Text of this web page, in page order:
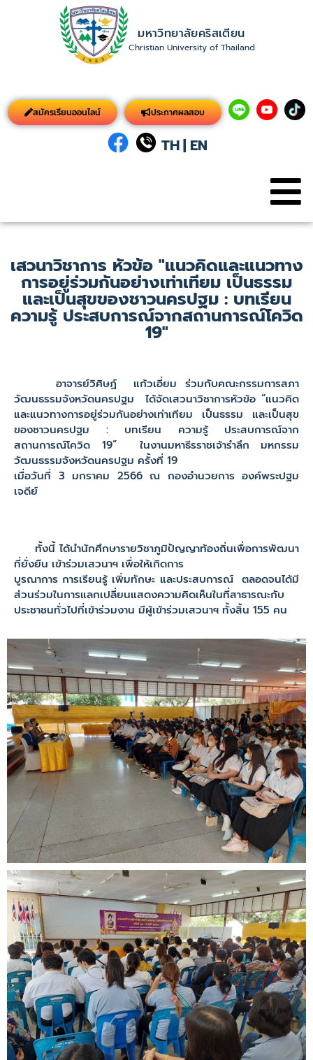
มหาวิทยาลัยคริสเตียน
Christian University of Thailand
สมัครเรียนออนไลน์ ประกาศผลสอบ
TH| EN
เสวนาวิชาการ หัวข้อ "แนวคิดและแนวทาง
การอยู่ร่วมกันอย่างเท่าเทียม เป็นธรรม
และเป็นสุขของชาวนครปฐม : บทเรียน
ความรู้ ประสบการณ์จากสถานการณ์โควิด
19"
อาจารย์วิศิษฏ์ แก้วเอี่ยม ร่วมกับคณะกรรมการสภา
วัฒนธรรมจังหวัดนครปฐม ได้จัดเสวนาวิชาการหัวข้อ “แนวคิด
และแนวทางการอยู่ร่วมกันอย่างเท่าเทียม เป็นธรรม และเป็นสุข
ของชาวนครปฐม : บทเรียน ความรู้ ประสบการณ์จาก
สถานการณ์โควิด 19” ในงานมหาธีรราชเจ้ารำลึก มหกรรม
วัฒนธรรมจังหวัดนครปฐม ครั้งที่ 19
เมื่อวันที่ 3 มกราคม 2566 ณ กองอำนวยการ องค์พระปฐม
เจดีย์
ทั้งนี้ ได้นำนักศึกษารายวิชาภูมิปัญญาท้องถิ่นเพื่อการพัฒนา
ที่ยั่งยืน เข้าร่วมเสวนาฯ เพื่อให้เกิดการ
บูรณาการ การเรียนรู้ เพิ่มทักษะ และประสบการณ์ ตลอดจนได้มี
ส่วนร่วมในการแลกเปลี่ยนแสดงความคิดเห็นในที่สาธารณะกับ
ประชาชนทั่วไปที่เข้าร่วมงาน มีผู้เข้าร่วมเสวนาฯ ทั้งสิ้น 155 คน